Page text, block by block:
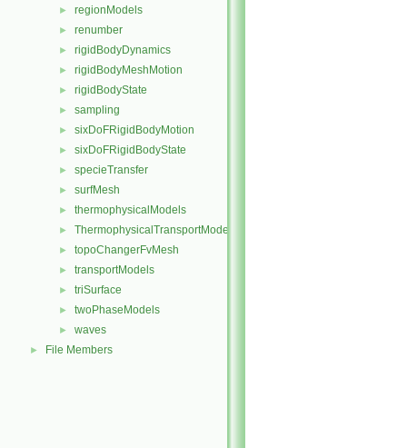
► regionModels
► renumber
► rigidBodyDynamics
► rigidBodyMeshMotion
► rigidBodyState
► sampling
► sixDoFRigidBodyMotion
► sixDoFRigidBodyState
► specieTransfer
► surfMesh
► thermophysicalModels
► ThermophysicalTransportModels
► topoChangerFvMesh
► transportModels
► triSurface
► twoPhaseModels
► waves
► File Members